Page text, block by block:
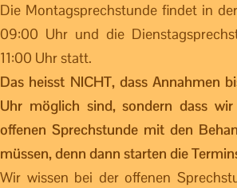
Die Montagsprechstunde findet in
09:00 Uhr und die
11:00 Uhr statt.
Das heisst NICHT, dass Annahmen
Uhr möglich sind, sondern dass
offenen Sprechstunde mit den
müssen, denn dann starten die
Wir wissen bei der offenen